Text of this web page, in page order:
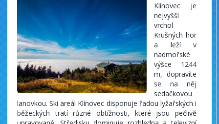
Klínovec je
nejvyšší
vrchol
Krušných hor
a leží v
nadmořské
výšce 1244
m, dopravíte
se na něj
sedačkovou
lanovkou. Ski areál Klínovec disponuje řadou lyžařských i
běžeckých tratí různé obtížnosti, které jsou pečlivě